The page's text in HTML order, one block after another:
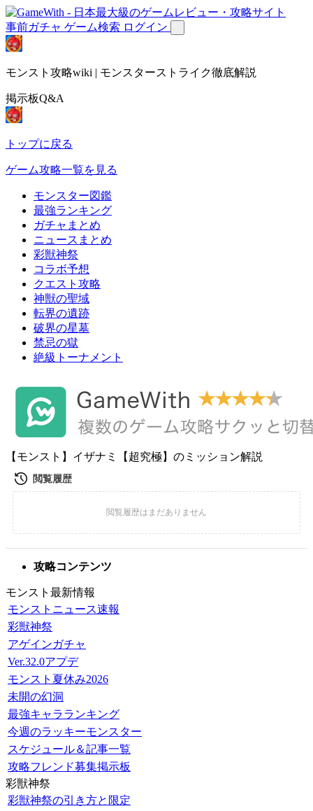
事前ガチャ ゲーム検索 ログイン
モンスト攻略wiki | モンスターストライク徹底解説
掲示板Q&A
トップに戻る
ゲーム攻略一覧を見る
モンスター図鑑
最強ランキング
ガチャまとめ
ニュースまとめ
彩獣神祭
コラボ予想
クエスト攻略
神獣の聖域
転界の遺跡
破界の星墓
禁忌の獄
絶級トーナメント
【モンスト】イザナミ【超究極】のミッション解説
攻略コンテンツ
モンスト最新情報
モンストニュース速報
彩獣神祭
アゲインガチャ
Ver.32.0アプデ
モンスト夏休み2026
未開の幻洞
最強キャラランキング
今週のラッキーモンスター
スケジュール＆記事一覧
攻略フレンド募集掲示板
彩獣神祭
彩獣神祭の引き方と限定